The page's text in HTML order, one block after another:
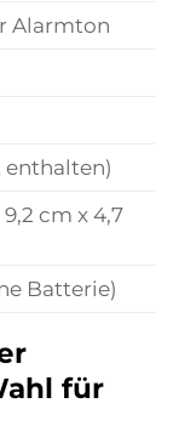
Alarmton
enthalten)
cm x 4,7
Batterie)
für